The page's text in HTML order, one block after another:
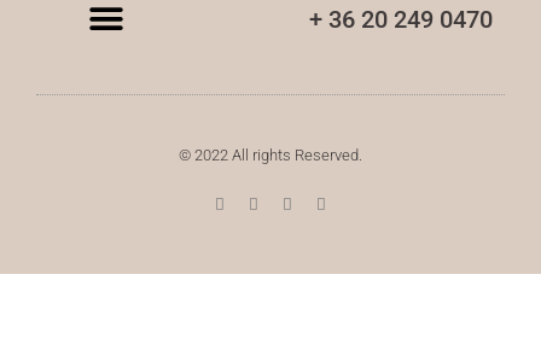
+ 36 20 249 0470
© 2022 All rights Reserved.